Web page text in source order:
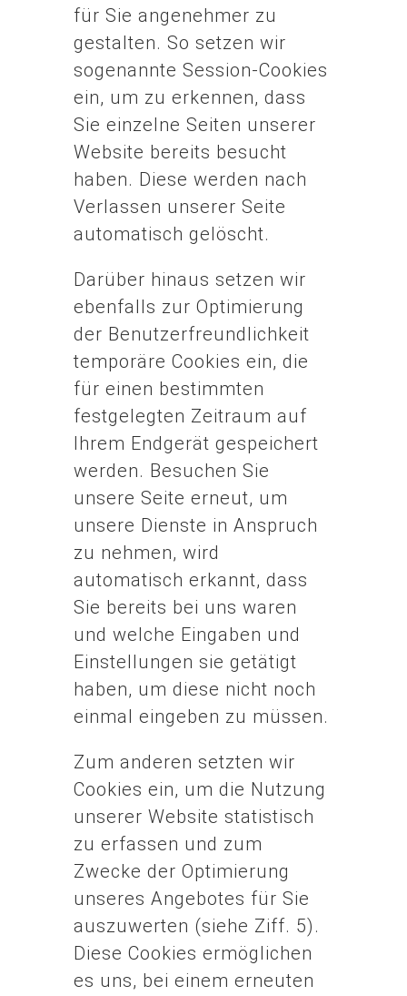
für Sie angenehmer zu
gestalten. So setzen wir
sogenannte Session-Cookies
ein, um zu erkennen, dass
Sie einzelne Seiten unserer
Website bereits besucht
haben. Diese werden nach
Verlassen unserer Seite
automatisch gelöscht.
Darüber hinaus setzen wir
ebenfalls zur Optimierung
der Benutzerfreundlichkeit
temporäre Cookies ein, die
für einen bestimmten
festgelegten Zeitraum auf
Ihrem Endgerät gespeichert
werden. Besuchen Sie
unsere Seite erneut, um
unsere Dienste in Anspruch
zu nehmen, wird
automatisch erkannt, dass
Sie bereits bei uns waren
und welche Eingaben und
Einstellungen sie getätigt
haben, um diese nicht noch
einmal eingeben zu müssen.
Zum anderen setzten wir
Cookies ein, um die Nutzung
unserer Website statistisch
zu erfassen und zum
Zwecke der Optimierung
unseres Angebotes für Sie
auszuwerten (siehe Ziff. 5).
Diese Cookies ermöglichen
es uns, bei einem erneuten